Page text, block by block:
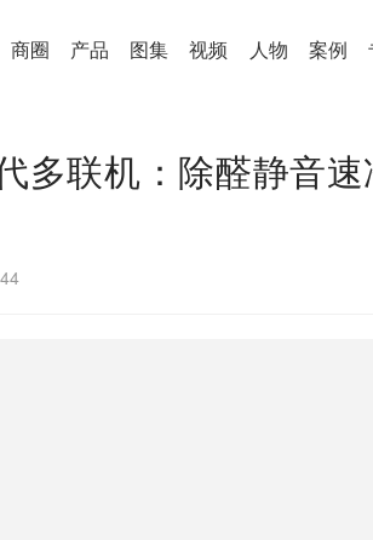
商圈 产品 图集 视频 人物 案例
多联机：除醛静音速